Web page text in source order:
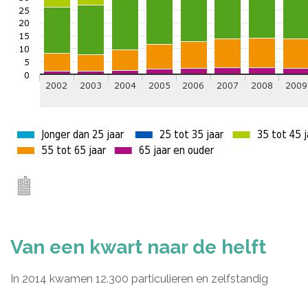
Van een kwart naar de helft
In 2014 kwamen 12.300 particulieren en zelfstandig